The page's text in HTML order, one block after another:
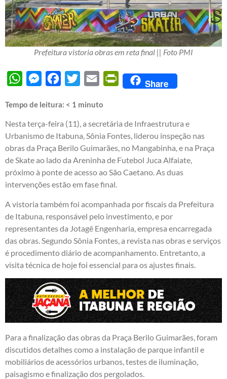
Prefeitura vistoria obras em reta final || Foto PMI
WhatsAppMessengerFacebook
Twitter Email PrintFriendly
Share
Tempo de leitura: < 1 minuto
Nesta terça-feira (11), a secretária de Infraestrutura e
Urbanismo de Itabuna, Sônia Fontes, liderou inspeção nas
obras da Praça Berilo Guimarães, no Mangabinha, e na Praça
de Skate ao lado da Areninha de Futebol Juca Alfaiate,
próximo à ponte de acesso ao São Caetano. As duas
intervenções estão em fase final.
A vistoria também foi acompanhada por fiscais da Prefeitura
de Itabuna, responsável pelo investimento, e por
representantes da Jotagê Engenharia, empresa encarregada
das obras. Segundo Sônia Fontes, a revista nas obras e serviços
é procedimento diário de acompanhamento. Entretanto, a
visita técnica de hoje foi essencial para os ajustes finais.
Para a finalização das obras da Praça Berilo Guimarães, foram
discutidos detalhes como a instalação de parque infantil e
mobiliários de acessórios urbanos, testes de iluminação,
paisagismo e finalização dos pergolados.